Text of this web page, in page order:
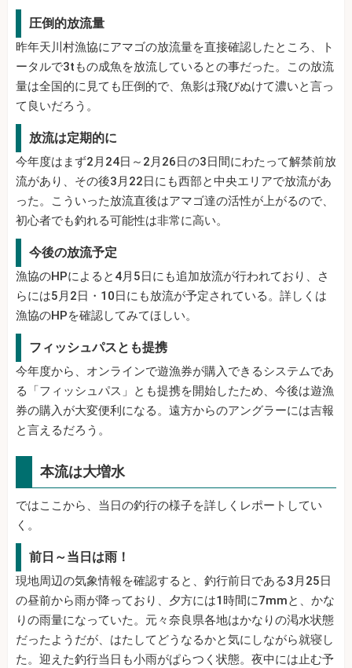
圧倒的放流量
昨年天川村漁協にアマゴの放流量を直接確認したところ、ト
ータルで3tもの成魚を放流しているとの事だった。この放流
量は全国的に見ても圧倒的で、魚影は飛びぬけて濃いと言っ
て良いだろう。
放流は定期的に
今年度はまず2月24日～2月26日の3日間にわたって解禁前放
流があり、その後3月22日にも西部と中央エリアで放流があ
った。こういった放流直後はアマゴ達の活性が上がるので、
初心者でも釣れる可能性は非常に高い。
今後の放流予定
漁協のHPによると4月5日にも追加放流が行われており、さ
らには5月2日・10日にも放流が予定されている。詳しくは
漁協のHPを確認してみてほしい。
フィッシュパスとも提携
今年度から、オンラインで遊漁券が購入できるシステムであ
る「フィッシュパス」とも提携を開始したため、今後は遊漁
券の購入が大変便利になる。遠方からのアングラーには吉報
と言えるだろう。
本流は大増水
ではここから、当日の釣行の様子を詳しくレポートしてい
く。
前日～当日は雨！
現地周辺の気象情報を確認すると、釣行前日である3月25日
の昼前から雨が降っており、夕方には1時間に7mmと、かな
りの雨量になっていた。元々奈良県各地はかなりの渇水状態
だったようだが、はたしてどうなるかと気にしながら就寝し
た。迎えた釣行当日も小雨がぱらつく状態。夜中には止む予